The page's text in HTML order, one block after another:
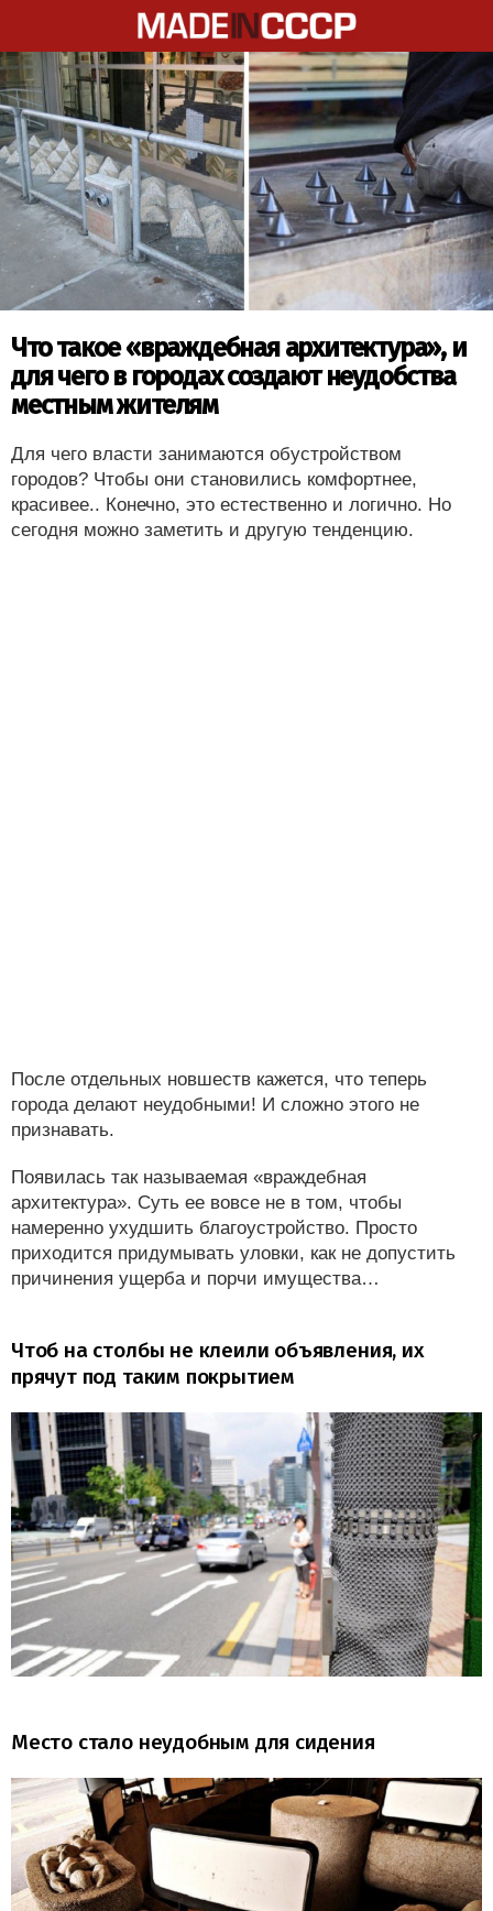
Что такое «враждебная архитектура», и
для чего в городах создают неудобства
местным жителям
Для чего власти занимаются обустройством
городов? Чтобы они становились комфортнее,
красивее.. Конечно, это естественно и логично. Но
сегодня можно заметить и другую тенденцию.
После отдельных новшеств кажется, что теперь
города делают неудобными! И сложно этого не
признавать.
Появилась так называемая «враждебная
архитектура». Суть ее вовсе не в том, чтобы
намеренно ухудшить благоустройство. Просто
приходится придумывать уловки, как не допустить
причинения ущерба и порчи имущества…
Чтоб на столбы не клеили объявления, их
прячут под таким покрытием
Место стало неудобным для сидения